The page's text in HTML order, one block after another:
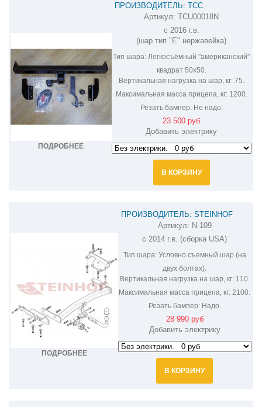
ПОДРОБНЕЕ
ПРОИЗВОДИТЕЛЬ: ТСС
ФАРКОП НА NISSAN MURANO
TCU00018N
Артикул: TCU00018N
с 2016 г.в.
(шар тип "E" нержавейка)
Тип шара: Легкосъёмный "американский"
квадрат 50х50.
Вертикальная нагрузка на шар, кг:75.
Максимальная масса прицепа, кг:1200.
Резать бампер:Не надо.
23 500 руб
Добавить электрику
В КОРЗИНУ
ПОДРОБНЕЕ
ПРОИЗВОДИТЕЛЬ: STEINHOF
ФАРКОП НА NISSAN MURANO N-109
Артикул: N-109
с 2014 г.в. (сборка USA)
Тип шара:Условно съемный шар (на
двух болтах).
Вертикальная нагрузка на шар, кг:110.
Максимальная масса прицепа, кг: 2100.
Резать бампер:Надо.
28 990 руб
Добавить электрику
В КОРЗИНУ